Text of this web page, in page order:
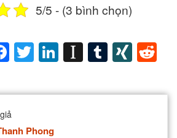
5/5 - (3 bình chọn)
Facebook
Twitter
LinkedIn
Instapaper
Tumblr
Phong